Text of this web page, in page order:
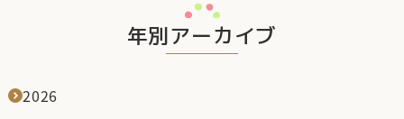
年別アーカイブ
2026